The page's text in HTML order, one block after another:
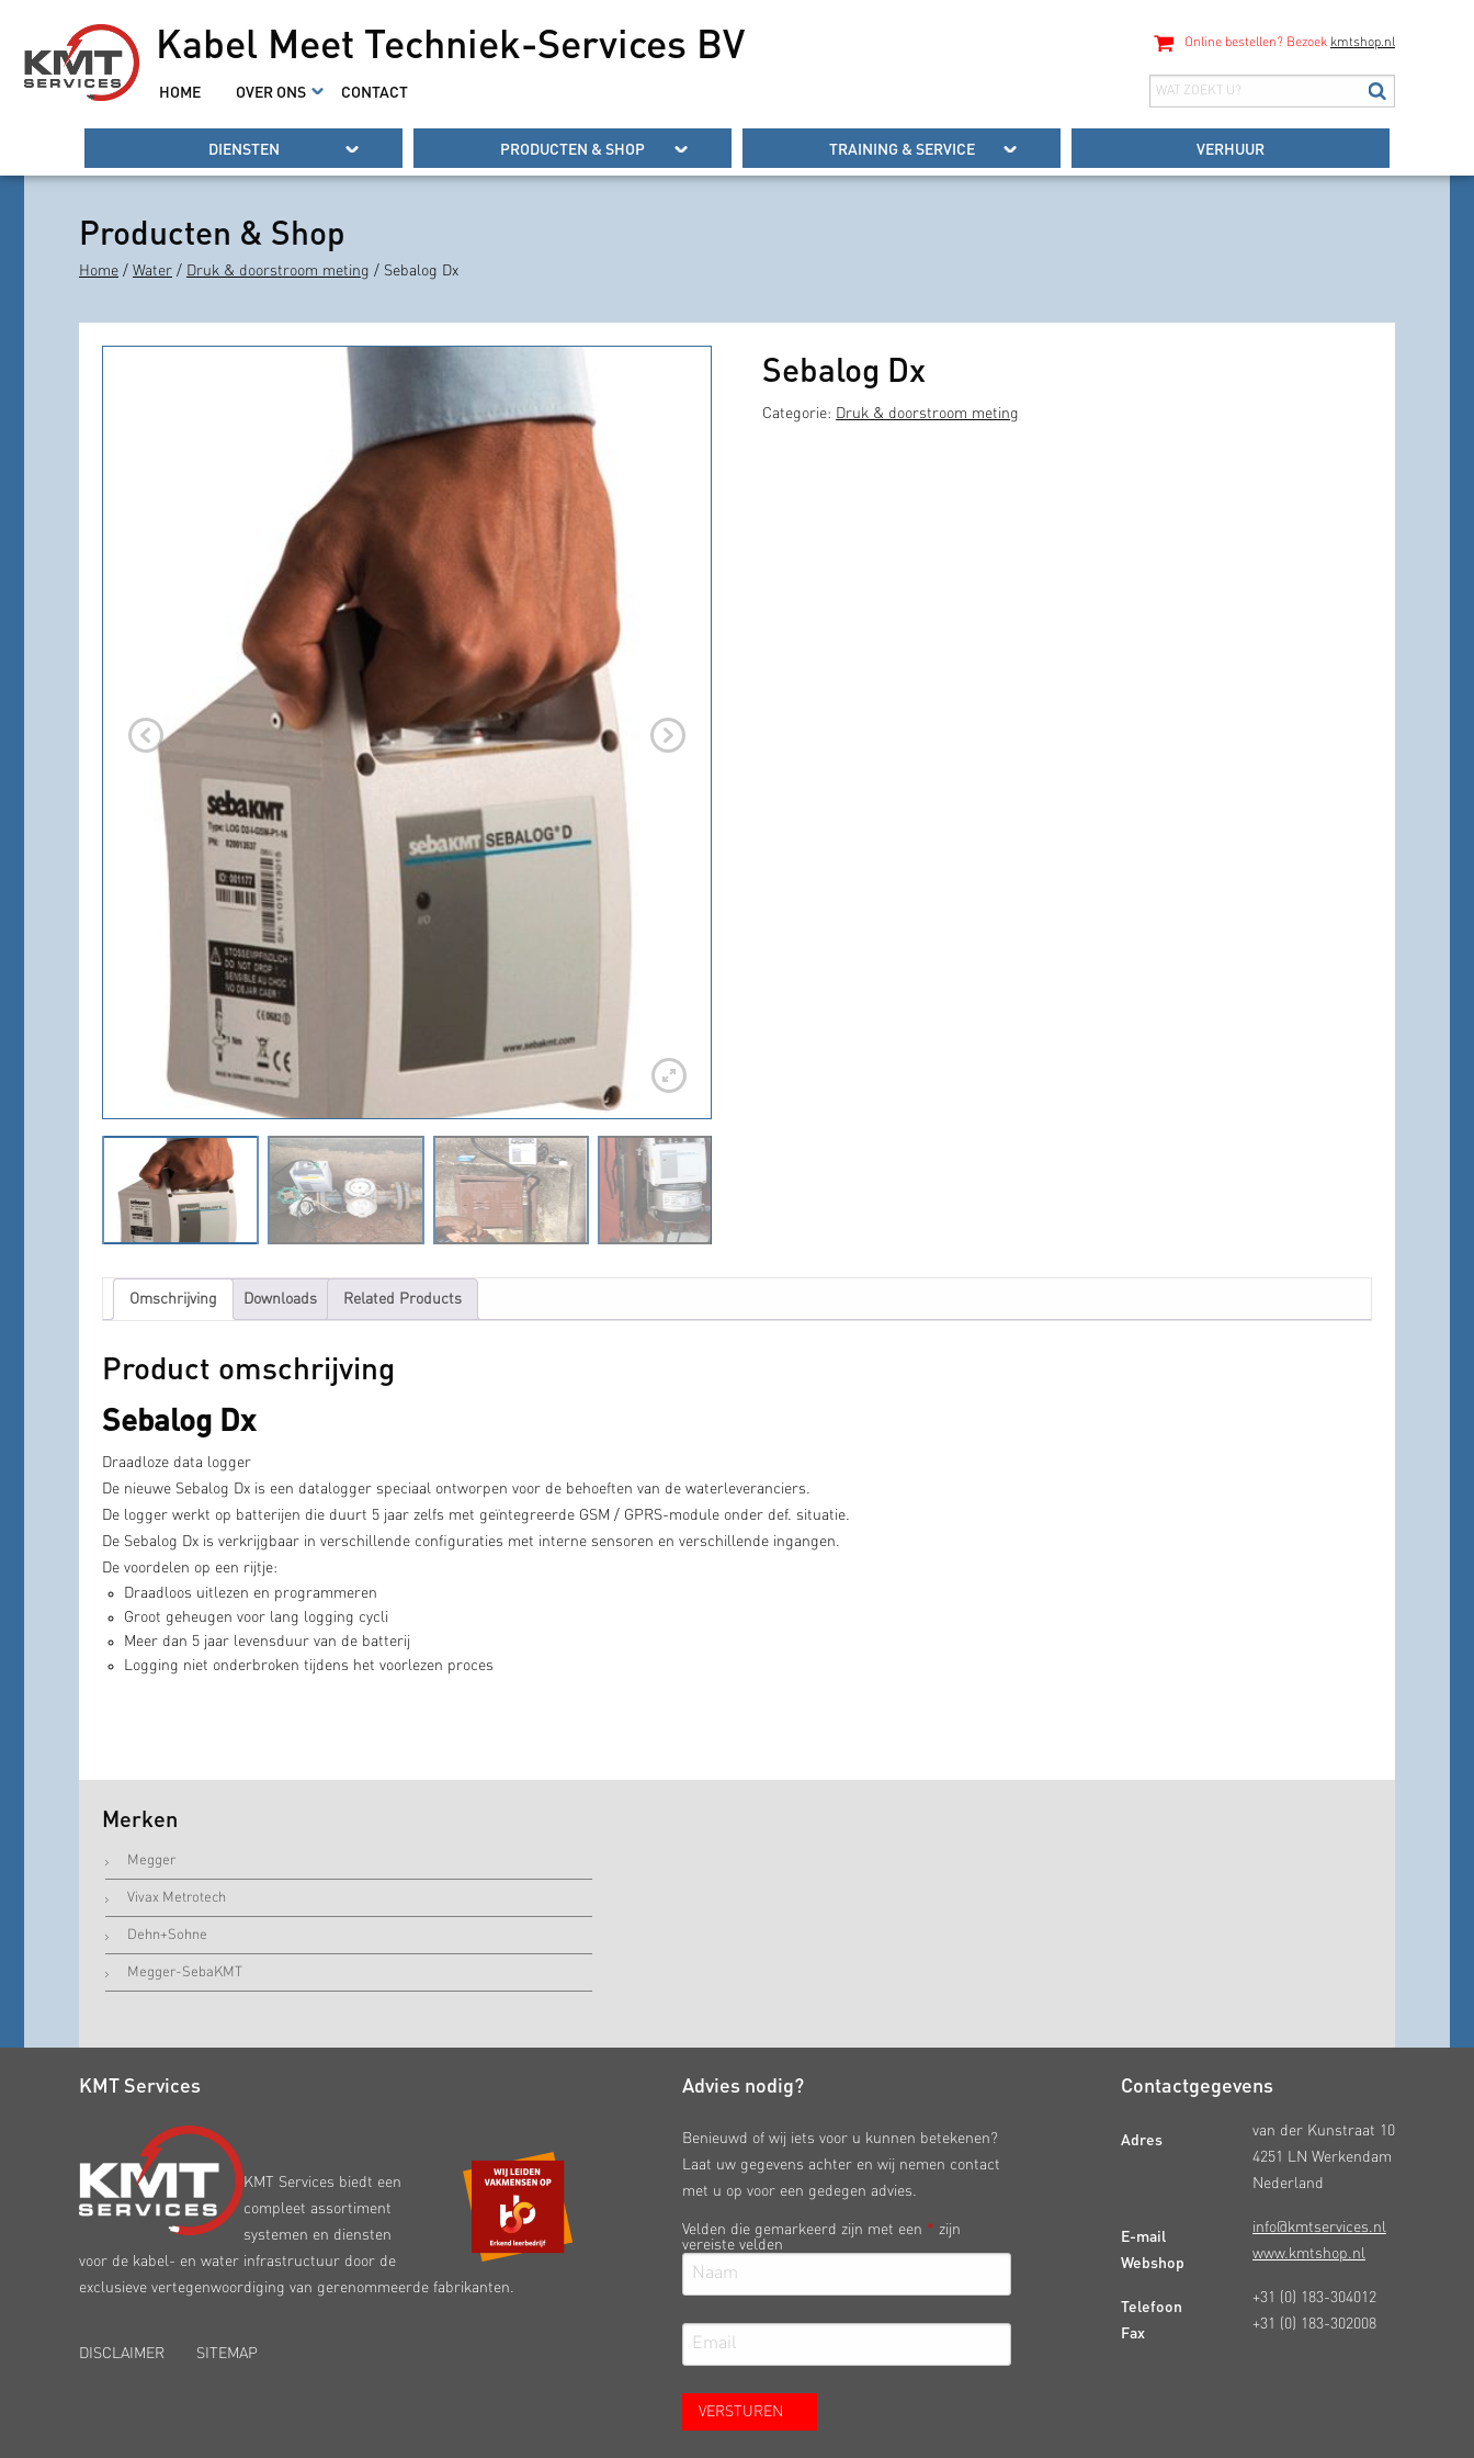
Kabel Meet Techniek-Services BV
HOME OVER ONS CONTACT
Online bestellen? Bezoek kmtshop.nl
DIENSTEN PRODUCTEN & SHOP TRAINING & SERVICE VERHUUR
Producten & Shop
Home / Water / Druk & doorstroom meting / Sebalog Dx
Sebalog Dx
Categorie: Druk & doorstroom meting
Omschrijving Downloads Related Products
Product omschrijving
Sebalog Dx
Draadloze data logger
De nieuwe Sebalog Dx is een datalogger speciaal ontworpen voor de behoeften van de waterleveranciers.
De logger werkt op batterijen die duurt 5 jaar zelfs met geïntegreerde GSM / GPRS-module onder def. situatie.
De Sebalog Dx is verkrijgbaar in verschillende configuraties met interne sensoren en verschillende ingangen.
De voordelen op een rijtje:
Draadloos uitlezen en programmeren
Groot geheugen voor lang logging cycli
Meer dan 5 jaar levensduur van de batterij
Logging niet onderbroken tijdens het voorlezen proces
Merken
Megger
Vivax Metrotech
Dehn+Sohne
Megger-SebaKMT
KMT Services
KMT Services biedt een
compleet assortiment
systemen en diensten
voor de kabel- en water infrastructuur door de
exclusieve vertegenwoordiging van gerenommeerde fabrikanten.
DISCLAIMER SITEMAP
Advies nodig?
Benieuwd of wij iets voor u kunnen betekenen?
Laat uw gegevens achter en wij nemen contact
met u op voor een gedegen advies.
Velden die gemarkeerd zijn met een * zijn
vereiste velden
Contactgegevens
Adres
E-mail
Webshop
Telefoon
Fax
van der Kunstraat 10
4251 LN Werkendam
Nederland
info@kmtservices.nl
www.kmtshop.nl
+31 (0) 183-304012
+31 (0) 183-302008